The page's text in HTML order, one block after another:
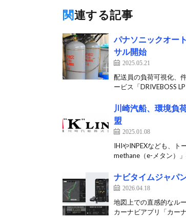
関連する記事
パナソニックオー
サル開始
2025.05.21
配送員の負荷可視化、
ービス「DRIVEBOSS
川崎汽船、環境負
盟
2025.01.08
IHIやINPEXなども、ト
methane（e-メタン）
ナビタイムジャパ
2026.04.18
地図上での直感的なル
カーナビアプリ「カー